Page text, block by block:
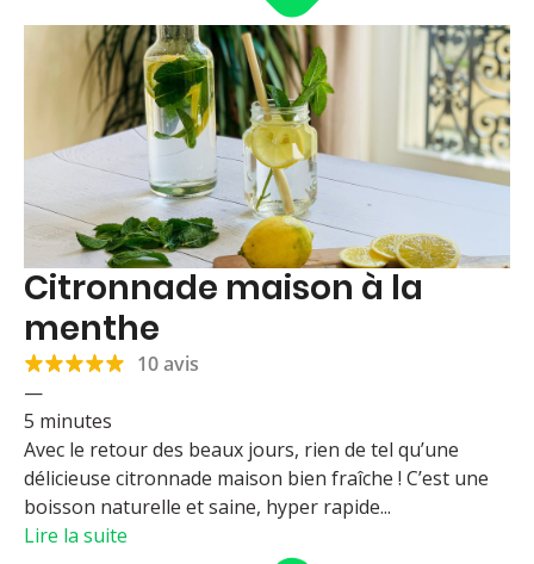
Citronnade maison à la
menthe
10 avis
—
5 minutes
Avec le retour des beaux jours, rien de tel qu’une
délicieuse citronnade maison bien fraîche ! C’est une
boisson naturelle et saine, hyper rapide...
Lire la suite